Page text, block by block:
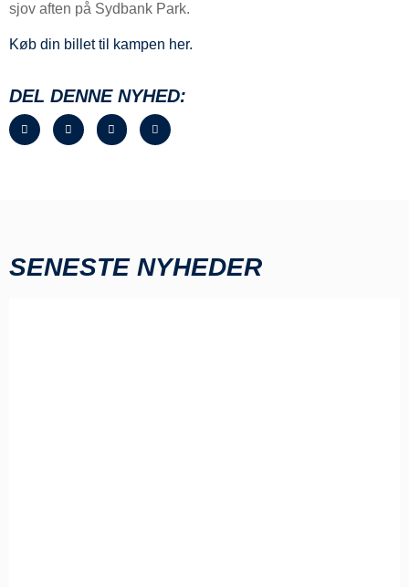
sjov aften på Sydbank Park.
Køb din billet til kampen her.
DEL DENNE NYHED:
SENESTE NYHEDER